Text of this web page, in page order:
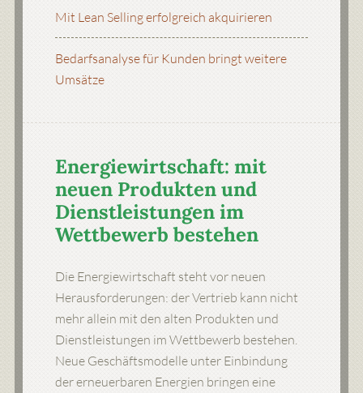
Mit Lean Selling erfolgreich akquirieren
Bedarfsanalyse für Kunden bringt weitere
Umsätze
Energiewirtschaft: mit
neuen Produkten und
Dienstleistungen im
Wettbewerb bestehen
Die Energiewirtschaft steht vor neuen
Herausforderungen: der Vertrieb kann nicht
mehr allein mit den alten Produkten und
Dienstleistungen im Wettbewerb bestehen.
Neue Geschäftsmodelle unter Einbindung
der erneuerbaren Energien bringen eine